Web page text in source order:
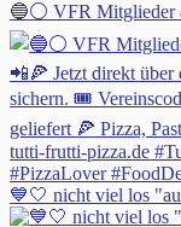
🔵⚪ VFR Mitglieder
💙🤍 nicht viel los